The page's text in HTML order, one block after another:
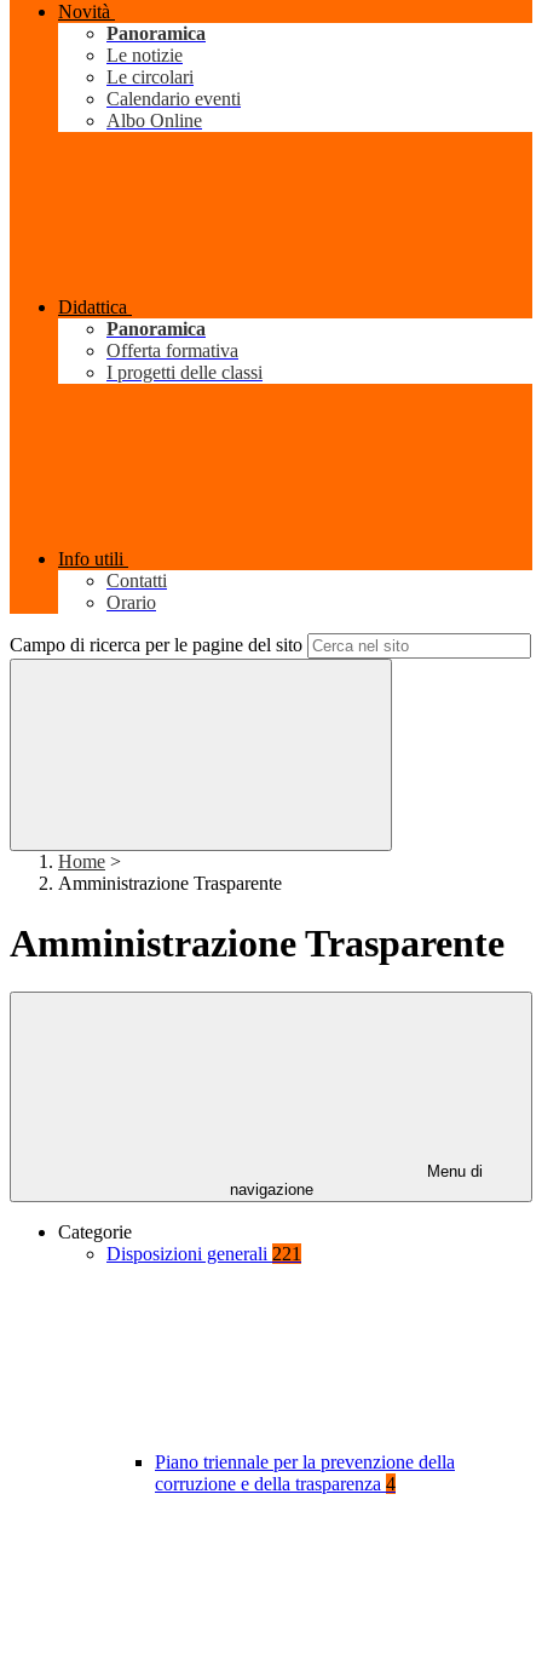
Novità
Panoramica
Le notizie
Le circolari
Calendario eventi
Albo Online
Didattica
Panoramica
Offerta formativa
I progetti delle classi
Info utili
Contatti
Orario
Campo di ricerca per le pagine del sito
Home >
Amministrazione Trasparente
Amministrazione Trasparente
Menu di
navigazione
Categorie
Disposizioni generali 221
Piano triennale per la prevenzione della
corruzione e della trasparenza 4